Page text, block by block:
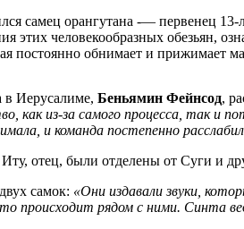
самец орангутана -— первенец
этих человекообразных обезьян,
постоянно обнимает и прижимает
в Иерусалиме, Беньямин Фейнсод,
как из-за самого процесса, так
и команда постепенно
отец, были отделены от Суги и
самок: «Они издавали звуки,
рядом с ними. Синта